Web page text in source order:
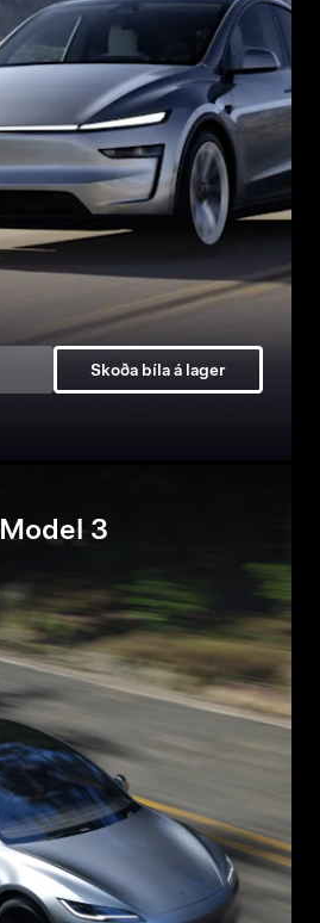
Skoða bíla á lager
Model 3